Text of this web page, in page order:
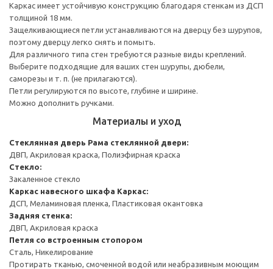
Каркас имеет устойчивую конструкцию благодаря стенкам из ДСП
толщиной 18 мм.
Защелкивающиеся петли устанавливаются на дверцу без шурупов,
поэтому дверцу легко снять и помыть.
Для различного типа стен требуются разные виды креплений.
Выберите подходящие для ваших стен шурупы, дюбели,
саморезы и т. п. (не прилагаются).
Петли регулируются по высоте, глубине и ширине.
Можно дополнить ручками.
Материалы и уход
Стеклянная дверь Рама стеклянной двери:
ДВП, Акриловая краска, Полиэфирная краска
Стекло:
Закаленное стекло
Каркас навесного шкафа Каркас:
ДСП, Меламиновая пленка, Пластиковая окантовка
Задняя стенка:
ДВП, Акриловая краска
Петля со встроенным стопором
Сталь, Никелирование
Протирать тканью, смоченной водой или неабразивным моющим